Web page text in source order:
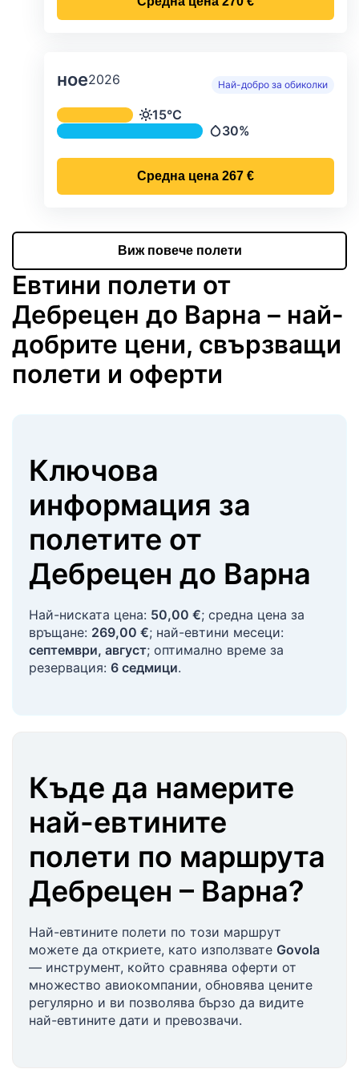
ное2026 Най-добро за обиколки
Средна месечна температура и
Температура
15°C
Валежи
30%
Средна цена 267 €
Виж повече полети
Евтини полети от
Дебрецен до Варна – най-
добрите цени, свързващи
полети и оферти
Ключова
информация за
полетите от
Дебрецен до Варна
Най-ниската цена: 50,00 €; средна цена за
връщане: 269,00 €; най-евтини месеци:
септември, август; оптимално време за
резервация: 6 седмици.
Къде да намерите
най-евтините
полети по маршрута
Дебрецен – Варна?
Най-евтините полети по този маршрут
можете да откриете, като използвате Govola
— инструмент, който сравнява оферти от
множество авиокомпании, обновява цените
регулярно и ви позволява бързо да видите
най-евтините дати и превозвачи.